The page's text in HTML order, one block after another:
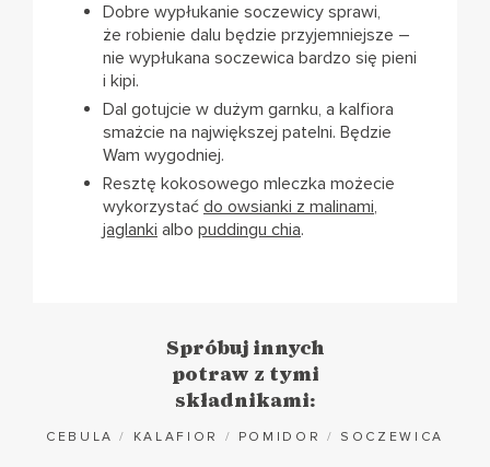
Dobre wypłukanie soczewicy sprawi,
że robienie dalu będzie przyjemniejsze –
nie wypłukana soczewica bardzo się pieni
i kipi.
Dal gotujcie w dużym garnku, a kalfiora
smażcie na największej patelni. Będzie
Wam wygodniej.
Resztę kokosowego mleczka możecie
wykorzystać do owsianki z malinami,
jaglanki albo puddingu chia.
Spróbuj innych
potraw z tymi
składnikami:
CEBULA / KALAFIOR / POMIDOR / SOCZEWICA